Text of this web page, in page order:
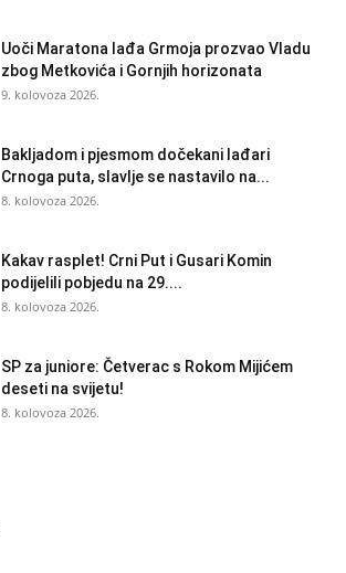
Uoči Maratona lađa Grmoja prozvao Vladu
zbog Metkovića i Gornjih horizonata
9. kolovoza 2026.
Bakljadom i pjesmom dočekani lađari
Crnoga puta, slavlje se nastavilo na...
8. kolovoza 2026.
Kakav rasplet! Crni Put i Gusari Komin
podijelili pobjedu na 29....
8. kolovoza 2026.
SP za juniore: Četverac s Rokom Mijićem
deseti na svijetu!
8. kolovoza 2026.